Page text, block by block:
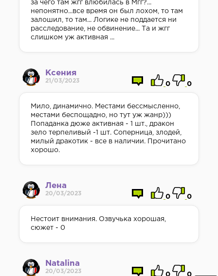
за чего там жгг влюбилась в Мгг?...
непонятно...все время он был лохом, то там
залошил, то там... Логике не поддается ни
расследование, не обвинение... Та и жгг
слишком уж активная ...
Ксения
21/03/2023
0 0
Мило, динамично. Местами бессмысленно,
местами беспощадно, но тут уж жанр)))
Попаданка дюже активная - 1 шт., дракон
зело терпеливый -1 шт. Соперница, злодей,
милый дракотик - все в наличии. Прочитано
хорошо.
Лена
20/03/2023
0 0
Нестоит внимания. Озвучька хорошая,
сюжет - 0
Natalina
20/03/2023
0 0